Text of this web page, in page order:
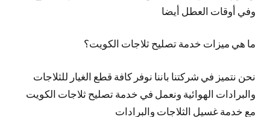
وفي أوقات العطل أيضا
ما هي ميزات خدمة تصليح ثلاجات الكويت؟
نحن نتميز في شركتنا باننا نوفر كافة قطع الغيار للثلاجات
والبرادات الهوائية ونعمل في خدمة تصليح ثلاجات الكويت
مع خدمة غسيل الثلاجات والبرادات